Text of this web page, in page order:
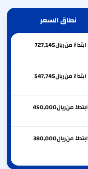
نطاق السعر
ابتداءً منريال727,145
ابتداءً منريال547,745
ابتداءً منريال450,000
ابتداءً منريال380,000